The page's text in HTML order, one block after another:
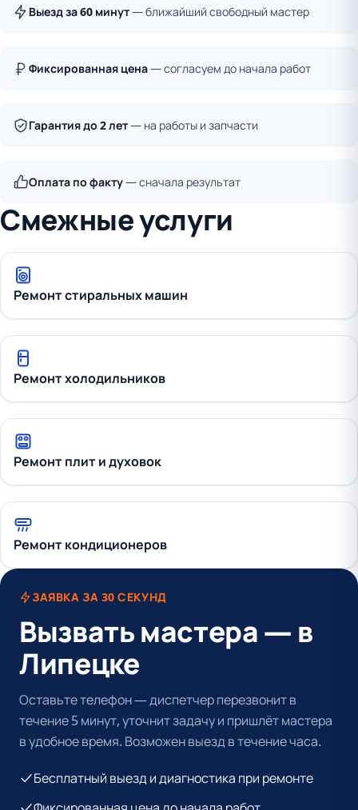
Выезд за 60 минут— ближайший свободный мастер
Фиксированная цена— согласуем до начала работ
Гарантия до 2 лет— на работы и запчасти
Оплата по факту— сначала результат
Смежные услуги
Ремонт стиральных машин
Ремонт холодильников
Ремонт плит и духовок
Ремонт кондиционеров
ЗАЯВКА ЗА 30 СЕКУНД
Вызвать мастера — в
Липецке
Оставьте телефон — диспетчер перезвонит в
течение 5 минут, уточнит задачу и пришлёт мастера
в удобное время. Возможен выезд в течение часа.
Бесплатный выезд и диагностика при ремонте